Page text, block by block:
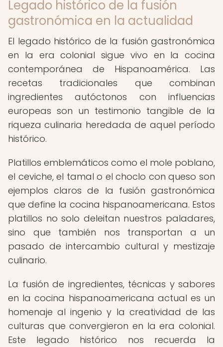
Legado histórico de la fusión
gastronómica en la actualidad
El legado histórico de la fusión gastronómica
en la era colonial sigue vivo en la cocina
contemporánea de Hispanoamérica. Las
recetas tradicionales que combinan
ingredientes autóctonos con influencias
europeas son un testimonio tangible de la
riqueza culinaria heredada de aquel período
histórico.
Platillos emblemáticos como el mole poblano,
el ceviche, el tamal o el choclo con queso son
ejemplos claros de la fusión gastronómica
que define la cocina hispanoamericana. Estos
platillos no solo deleitan nuestros paladares,
sino que también nos transportan a un
pasado de intercambio cultural y mestizaje
culinario.
La fusión de ingredientes, técnicas y sabores
en la cocina hispanoamericana actual es un
homenaje al ingenio y la creatividad de las
culturas que convergieron en la era colonial.
Este legado histórico nos recuerda la